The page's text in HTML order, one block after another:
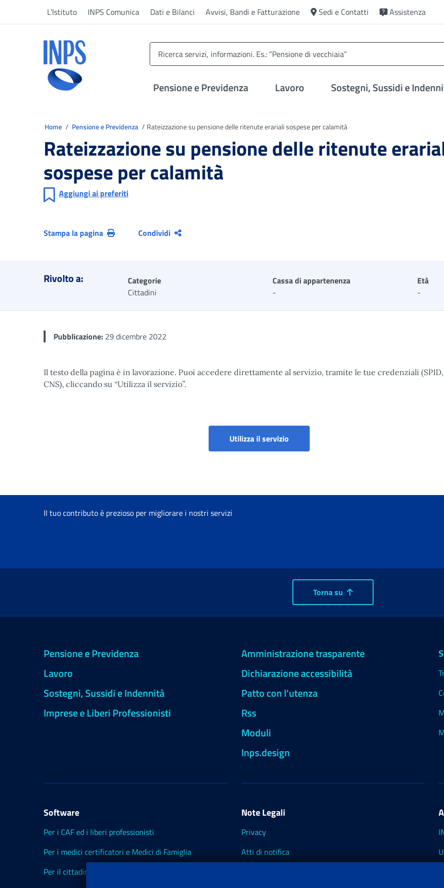
L'Istituto INPS Comunica Dati e Bilanci Avvisi, Bandi e Fatturazione Sedi e Contatti Assistenza
Pensione e Previdenza Lavoro Sostegni, Sussidi e
Home Pensione e Previdenza Rateizzazione su pensione delle ritenute erariali sospese per calamità
Rateizzazione su pensione delle ritenute
sospese per calamità
Aggiungi ai preferiti
Stampa la pagina Condividi
Rivolto a:
Categorie
Cittadini
Cassa di appartenenza
-
Età
-
Pubblicazione: 29 dicembre 2022
Il testo della pagina è in lavorazione. Puoi accedere direttamente al servizio, tramite le tue credenziali (SPID,
CNS), cliccando su “Utilizza il servizio”.
Utilizza il servizioRateizzazione su pensione delle ritenute
Il tuo contributo è prezioso per migliorare i nostri servizi
Torna su
Pensione e Previdenza
Lavoro
Sostegni, Sussidi e Indennità
Imprese e Liberi Professionisti
Amministrazione trasparente
Dichiarazione accessibilità
Patto con l'utenza
Rss
Moduli
Inps.design
Software
Per i CAF ed i liberi professionisti
Per i medici certificatori e Medici di Famiglia
Per il cittadino
Note Legali
Privacy
Atti di notifica